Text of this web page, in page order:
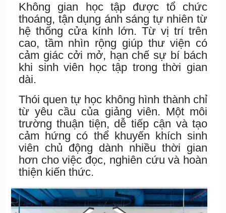
Không gian học tập được tổ chức
thoáng, tận dụng ánh sáng tự nhiên từ
hệ thống cửa kính lớn. Từ vị trí trên
cao, tầm nhìn rộng giúp thư viện có
cảm giác cởi mở, hạn chế sự bí bách
khi sinh viên học tập trong thời gian
dài.
Thói quen tự học không hình thành chỉ
từ yêu cầu của giảng viên. Một môi
trường thuận tiện, dễ tiếp cận và tạo
cảm hứng có thể khuyến khích sinh
viên chủ động dành nhiều thời gian
hơn cho việc đọc, nghiên cứu và hoàn
thiện kiến thức.